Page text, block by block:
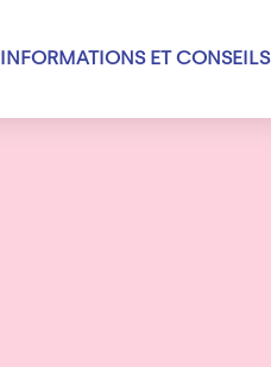
INFORMATIONS ET CONSEILS